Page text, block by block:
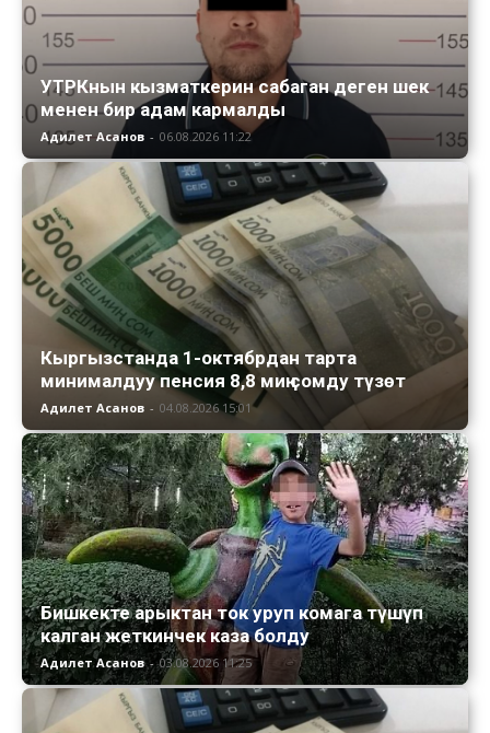
УТРКнын кызматкерин сабаган деген шек
менен бир адам кармалды
Адилет Асанов - 06.08.2026 11:22
Кыргызстанда 1-октябрдан тарта
минималдуу пенсия 8,8 миң сомду түзөт
Адилет Асанов - 04.08.2026 15:01
Бишкекте арыктан ток уруп комага түшүп
калган жеткинчек каза болду
Адилет Асанов - 03.08.2026 11:25